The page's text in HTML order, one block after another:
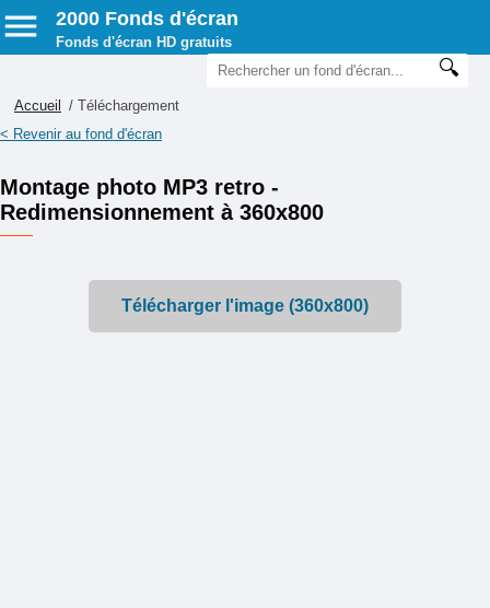
2000 Fonds d'écran
Fonds d'écran HD gratuits
Accueil
/ Téléchargement
< Revenir au fond d'écran
Montage photo MP3 retro -
Redimensionnement à 360x800
Télécharger l'image (360x800)